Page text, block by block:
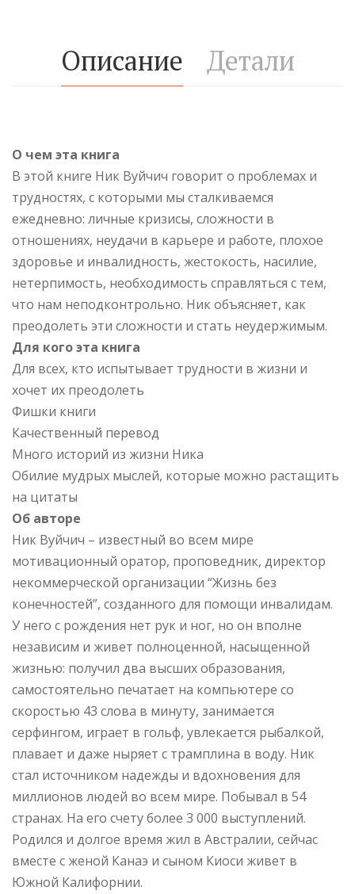
Описание Детали
О чем эта книга
В этой книге Ник Вуйчич говорит о проблемах и
трудностях, с которыми мы сталкиваемся
ежедневно: личные кризисы, сложности в
отношениях, неудачи в карьере и работе, плохое
здоровье и инвалидность, жестокость, насилие,
нетерпимость, необходимость справляться с тем,
что нам неподконтрольно. Ник объясняет, как
преодолеть эти сложности и стать неудержимым.
Для кого эта книга
Для всех, кто испытывает трудности в жизни и
хочет их преодолеть
Фишки книги
Качественный перевод
Много историй из жизни Ника
Обилие мудрых мыслей, которые можно растащить
на цитаты
Об авторе
Ник Вуйчич – известный во всем мире
мотивационный оратор, проповедник, директор
некоммерческой организации “Жизнь без
конечностей”, созданного для помощи инвалидам.
У него с рождения нет рук и ног, но он вполне
независим и живет полноценной, насыщенной
жизнью: получил два высших образования,
самостоятельно печатает на компьютере со
скоростью 43 слова в минуту, занимается
серфингом, играет в гольф, увлекается рыбалкой,
плавает и даже ныряет с трамплина в воду. Ник
стал источником надежды и вдохновения для
миллионов людей во всем мире. Побывал в 54
странах. На его счету более 3 000 выступлений.
Родился и долгое время жил в Австралии, сейчас
вместе с женой Канаэ и сыном Киоси живет в
Южной Калифорнии.